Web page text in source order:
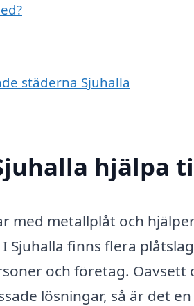
städerna Sjuhalla
hjälpa
med metallplåt och
finns flera
och företag. Oavsett
lösningar, så är det